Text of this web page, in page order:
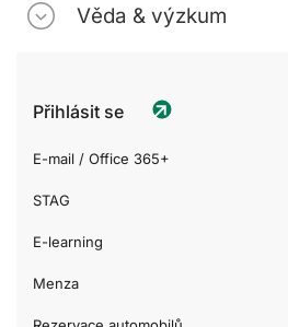
Věda & výzkum
Přihlásit se
E-mail / Office 365+
STAG
E-learning
Menza